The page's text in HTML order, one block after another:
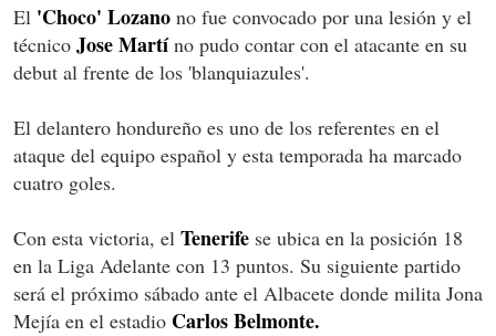
El 'Choco' Lozano no fue convocado por una lesión y el
técnico Jose Martíno pudo contar con el atacante en su
debut al frente de los 'blanquiazules'.
El delantero hondureño es uno de los referentes en el
ataque del equipo español y esta temporada ha marcado
cuatro goles.
Con esta victoria, el Tenerife se ubica en la posición 18
en la Liga Adelante con 13 puntos. Su siguiente partido
será el próximo sábado ante el Albacete donde milita Jona
Mejía en el estadio Carlos Belmonte.